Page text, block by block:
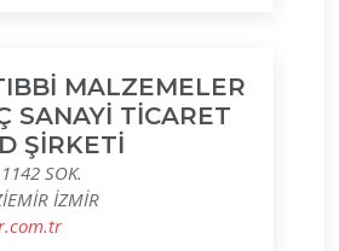
MALZEMELER
SANAYİ TİCARET
ŞİRKETİ
SOK.
İZMİR